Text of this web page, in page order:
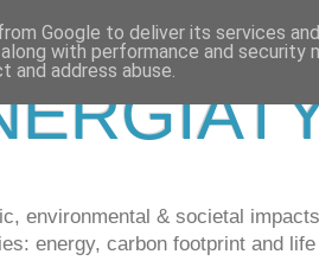
environmental & societal
energy, carbon footprint and
Google to deliver its services
with performance and
address abuse.